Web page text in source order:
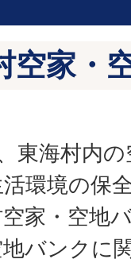
空家・
東海村内
環境の保
空家・空地
バンクに